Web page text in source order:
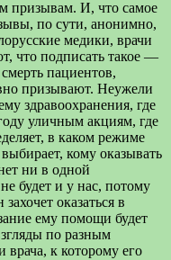
призывам. И, что самое
по сути, анонимно,
медики, врачи
что подписать такое —
смерть пациентов,
призывают. Неужели
здравоохранения, где
уличным акциям, где
в каком режиме
кому оказывать
ни в одной
будет и у нас, потому
оказаться в
ему помощи будет
по разным
врача, к которому его